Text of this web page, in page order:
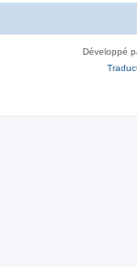
Développé